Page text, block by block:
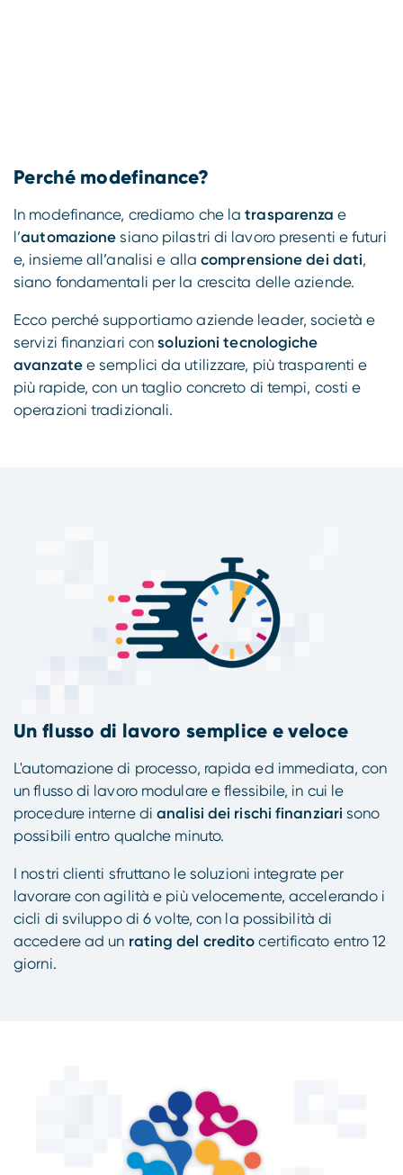
Perché modefinance?
In modefinance, crediamo che latrasparenza e
l’automazione siano pilastri di lavoro presenti e futuri
e, insieme all’analisi e allacomprensione dei dati,
siano fondamentali per la crescita delle aziende.
Ecco perché supportiamo aziende leader, società e
servizi finanziari consoluzioni tecnologiche
avanzatee semplici da utilizzare, più trasparenti e
più rapide, con un taglio concreto di tempi, costi e
operazioni tradizionali.
Un flusso di lavoro semplice e veloce
L'automazione di processo, rapida ed immediata, con
un flusso di lavoro modulare e flessibile, in cui le
procedure interne dianalisi dei rischi finanziari sono
possibili entro qualche minuto.
I nostri clienti sfruttano le soluzioni integrate per
lavorare con agilità e più velocemente, accelerando i
cicli di sviluppo di 6 volte, con la possibilità di
accedere ad un rating del creditocertificato entro 12
giorni.